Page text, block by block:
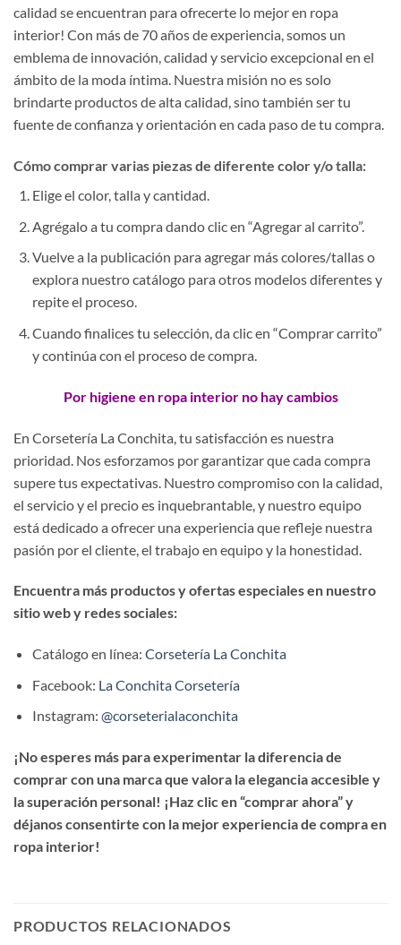
calidad se encuentran para ofrecerte lo mejor en ropa
interior! Con más de 70 años de experiencia, somos un
emblema de innovación, calidad y servicio excepcional en el
ámbito de la moda íntima. Nuestra misión no es solo
brindarte productos de alta calidad, sino también ser tu
fuente de confianza y orientación en cada paso de tu compra.
Cómo comprar varias piezas de diferente color y/o talla:
Elige el color, talla y cantidad.
Agrégalo a tu compra dando clic en “Agregar al carrito”.
Vuelve a la publicación para agregar más colores/tallas o
explora nuestro catálogo para otros modelos diferentes y
repite el proceso.
Cuando finalices tu selección, da clic en “Comprar carrito”
y continúa con el proceso de compra.
Por higiene en ropa interior no hay cambios
En Corsetería La Conchita, tu satisfacción es nuestra
prioridad. Nos esforzamos por garantizar que cada compra
supere tus expectativas. Nuestro compromiso con la calidad,
el servicio y el precio es inquebrantable, y nuestro equipo
está dedicado a ofrecer una experiencia que refleje nuestra
pasión por el cliente, el trabajo en equipo y la honestidad.
Encuentra más productos y ofertas especiales en nuestro
sitio web y redes sociales:
Catálogo en línea: Corsetería La Conchita
Facebook: La Conchita Corsetería
Instagram: @corseterialaconchita
¡No esperes más para experimentar la diferencia de
comprar con una marca que valora la elegancia accesible y
la superación personal! ¡Haz clic en “comprar ahora” y
déjanos consentirte con la mejor experiencia de compra en
ropa interior!
PRODUCTOS RELACIONADOS